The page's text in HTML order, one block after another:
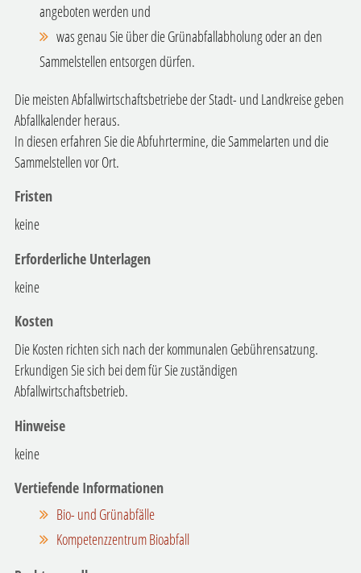
angeboten werden und
was genau Sie über die Grünabfallabholung oder an den
Sammelstellen entsorgen dürfen.
Die meisten Abfallwirtschaftsbetriebe der Stadt- und Landkreise geben
Abfallkalender heraus.
In diesen erfahren Sie die Abfuhrtermine, die Sammelarten und die
Sammelstellen vor Ort.
Fristen
keine
Erforderliche Unterlagen
keine
Kosten
Die Kosten richten sich nach der kommunalen Gebührensatzung.
Erkundigen Sie sich bei dem für Sie zuständigen
Abfallwirtschaftsbetrieb.
Hinweise
keine
Vertiefende Informationen
Bio- und Grünabfälle
Kompetenzzentrum Bioabfall